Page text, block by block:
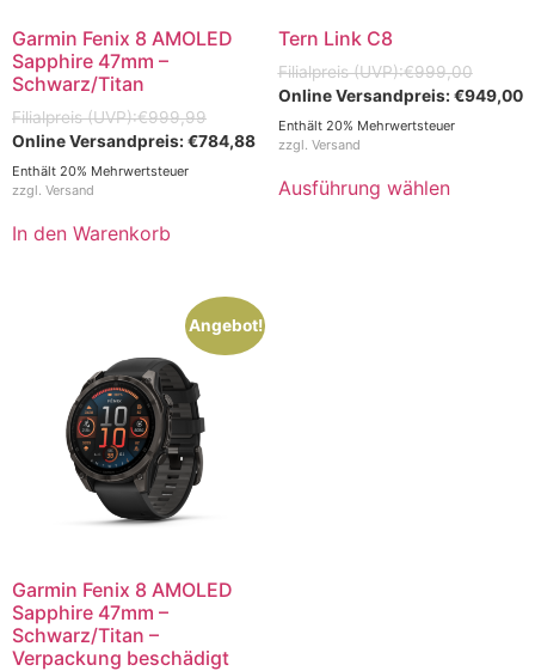
Garmin Fenix 8 AMOLED
Sapphire 47mm –
Schwarz/Titan
€999,99
€784,88
Enthält 20% Mehrwertsteuer
zzgl. Versand
In den Warenkorb
Tern Link C8
€999,00
€949,00
Enthält 20% Mehrwertsteuer
zzgl. Versand
Ausführung wählen
Angebot!
Garmin Fenix 8 AMOLED
Sapphire 47mm –
Schwarz/Titan –
Verpackung beschädigt